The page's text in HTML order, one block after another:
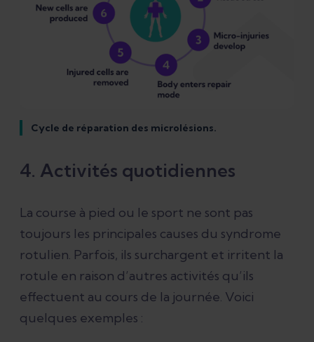
Cycle de réparation des microlésions.
4. Activités quotidiennes
La course à pied ou le sport ne sont pas
toujours les principales causes du syndrome
rotulien. Parfois, ils surchargent et irritent la
rotule en raison d’autres activités qu’ils
effectuent au cours de la journée. Voici
quelques exemples :